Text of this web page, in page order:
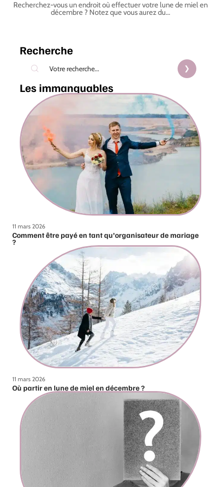
Recherchez-vous un endroit où effectuer votre lune de miel en
décembre ? Notez que vous aurez du…
Recherche
Les immanquables
11 mars 2026
Comment être payé en tant qu’organisateur de mariage
?
11 mars 2026
Où partir en lune de miel en décembre ?